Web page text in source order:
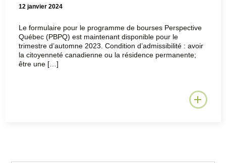
12 janvier 2024
Le formulaire pour le programme de bourses Perspective
Québec (PBPQ) est maintenant disponible pour le
trimestre d’automne 2023. Condition d’admissibilité : avoir
la citoyenneté canadienne ou la résidence permanente;
être une […]